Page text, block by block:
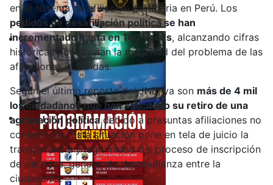
en el sistema de afiliación partidaria en Perú. Los
pedidos de desafiliación política se han
incrementado hasta en 140 veces, alcanzando cifras
históricas que revelan la magnitud del problema de las
afiliaciones indebidas.
Según el último reporte del JNE, ya son más de 4 mil
los ciudadanos que han solicitado su retiro de una
agrupación políticadebido a presuntas afiliaciones no
consentidas. Esta situación pone en tela de juicio la
transparencia y legitimidad del proceso de inscripción
de partidos, generando desconfianza entre la
ciudadanía.